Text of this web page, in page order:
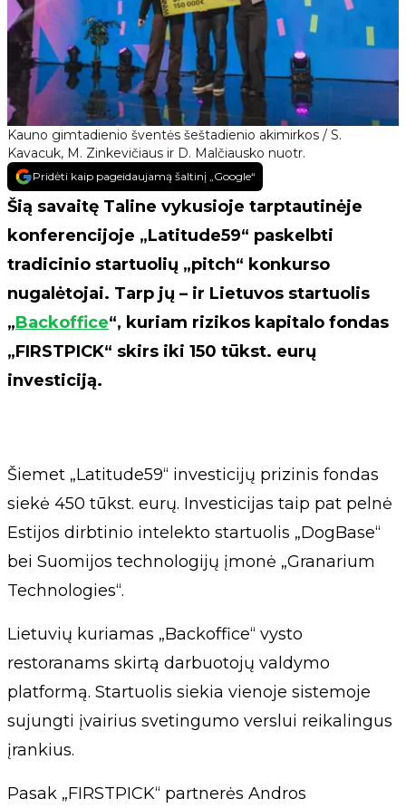
Kauno gimtadienio šventės šeštadienio akimirkos / S.
Kavacuk, M. Zinkevičiaus ir D. Malčiausko nuotr.
Pridėti kaip pageidaujamą šaltinį „Google“
Šią savaitę Taline vykusioje tarptautinėje
konferencijoje „Latitude59“ paskelbti
tradicinio startuolių „pitch“ konkurso
nugalėtojai. Tarp jų – ir Lietuvos startuolis
„Backoffice“, kuriam rizikos kapitalo fondas
„FIRSTPICK“ skirs iki 150 tūkst. eurų
investiciją.
Šiemet „Latitude59“ investicijų prizinis fondas
siekė 450 tūkst. eurų. Investicijas taip pat pelnė
Estijos dirbtinio intelekto startuolis „DogBase“
bei Suomijos technologijų įmonė „Granarium
Technologies“.
Lietuvių kuriamas „Backoffice“ vysto
restoranams skirtą darbuotojų valdymo
platformą. Startuolis siekia vienoje sistemoje
sujungti įvairius svetingumo verslui reikalingus
įrankius.
Pasak „FIRSTPICK“ partnerės Andros